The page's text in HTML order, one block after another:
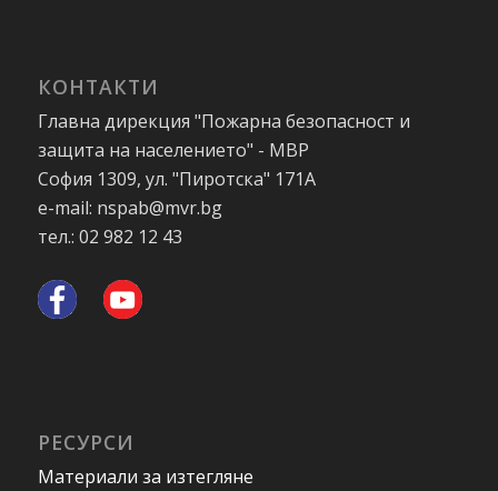
КОНТАКТИ
Главна дирекция "Пожарна безопасност и
защита на населението" - МВР
София 1309, ул. "Пиротска" 171А
e-mail: nspab@mvr.bg
тел.: 02 982 12 43
РЕСУРСИ
Материали за изтегляне